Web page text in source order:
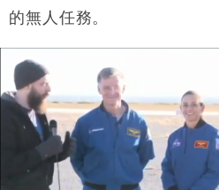
的無人任務。